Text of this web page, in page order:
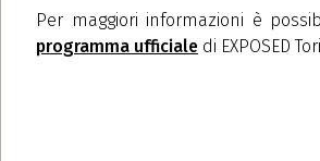
Per maggiori informazioni è
programma ufficiale di EXPOSED